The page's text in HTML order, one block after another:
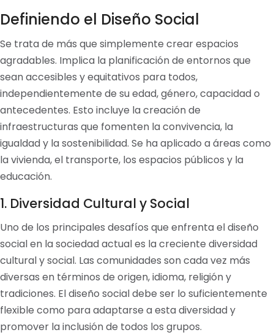
Definiendo el Diseño Social
Se trata de más que simplemente crear espacios
agradables. Implica la planificación de entornos que
sean accesibles y equitativos para todos,
independientemente de su edad, género, capacidad o
antecedentes. Esto incluye la creación de
infraestructuras que fomenten la convivencia, la
igualdad y la sostenibilidad. Se ha aplicado a áreas como
la vivienda, el transporte, los espacios públicos y la
educación.
1. Diversidad Cultural y Social
Uno de los principales desafíos que enfrenta el diseño
social en la sociedad actual es la creciente diversidad
cultural y social. Las comunidades son cada vez más
diversas en términos de origen, idioma, religión y
tradiciones. El diseño social debe ser lo suficientemente
flexible como para adaptarse a esta diversidad y
promover la inclusión de todos los grupos.